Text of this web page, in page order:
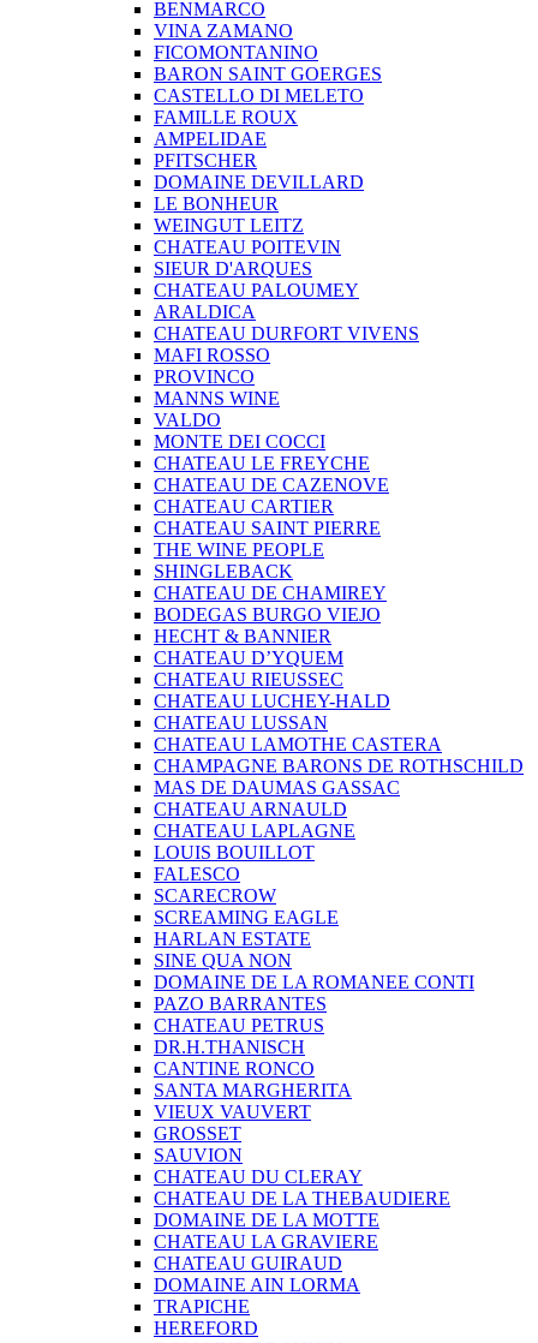
BENMARCO
VINA ZAMANO
FICOMONTANINO
BARON SAINT GOERGES
CASTELLO DI MELETO
FAMILLE ROUX
AMPELIDAE
PFITSCHER
DOMAINE DEVILLARD
LE BONHEUR
WEINGUT LEITZ
CHATEAU POITEVIN
SIEUR D'ARQUES
CHATEAU PALOUMEY
ARALDICA
CHATEAU DURFORT VIVENS
MAFI ROSSO
PROVINCO
MANNS WINE
VALDO
MONTE DEI COCCI
CHATEAU LE FREYCHE
CHATEAU DE CAZENOVE
CHATEAU CARTIER
CHATEAU SAINT PIERRE
THE WINE PEOPLE
SHINGLEBACK
CHATEAU DE CHAMIREY
BODEGAS BURGO VIEJO
HECHT & BANNIER
CHATEAU D’YQUEM
CHATEAU RIEUSSEC
CHATEAU LUCHEY-HALD
CHATEAU LUSSAN
CHATEAU LAMOTHE CASTERA
CHAMPAGNE BARONS DE ROTHSCHILD
MAS DE DAUMAS GASSAC
CHATEAU ARNAULD
CHATEAU LAPLAGNE
LOUIS BOUILLOT
FALESCO
SCARECROW
SCREAMING EAGLE
HARLAN ESTATE
SINE QUA NON
DOMAINE DE LA ROMANEE CONTI
PAZO BARRANTES
CHATEAU PETRUS
DR.H.THANISCH
CANTINE RONCO
SANTA MARGHERITA
VIEUX VAUVERT
GROSSET
SAUVION
CHATEAU DU CLERAY
CHATEAU DE LA THEBAUDIERE
DOMAINE DE LA MOTTE
CHATEAU LA GRAVIERE
CHATEAU GUIRAUD
DOMAINE AIN LORMA
TRAPICHE
HEREFORD